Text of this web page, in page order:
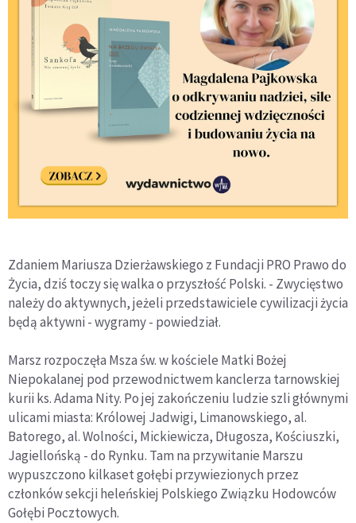
Zdaniem Mariusza Dzierżawskiego z Fundacji PRO Prawo do
Życia, dziś toczy się walka o przyszłość Polski. - Zwycięstwo
należy do aktywnych, jeżeli przedstawiciele cywilizacji życia
będą aktywni - wygramy - powiedział.
Marsz rozpoczęła Msza św. w kościele Matki Bożej
Niepokalanej pod przewodnictwem kanclerza tarnowskiej
kurii ks. Adama Nity. Po jej zakończeniu ludzie szli głównymi
ulicami miasta: Królowej Jadwigi, Limanowskiego, al.
Batorego, al. Wolności, Mickiewicza, Długosza, Kościuszki,
Jagiellońską - do Rynku. Tam na przywitanie Marszu
wypuszczono kilkaset gołębi przywiezionych przez
członków sekcji heleńskiej Polskiego Związku Hodowców
Gołębi Pocztowych.